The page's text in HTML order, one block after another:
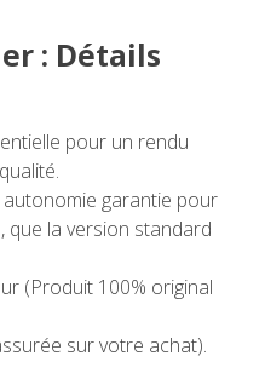
: Détails
pour un rendu
garantie pour
que la version standard
(Produit 100% original
sur votre achat).